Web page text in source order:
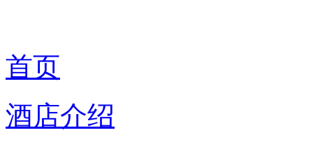
首页
酒店介绍